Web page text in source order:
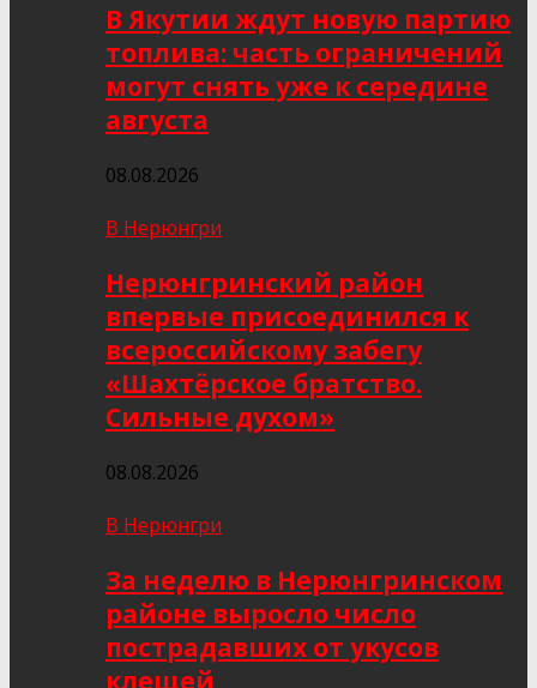
В Якутии ждут новую партию
топлива: часть ограничений
могут снять уже к середине
августа
08.08.2026
В Нерюнгри
Нерюнгринский район
впервые присоединился к
всероссийскому забегу
«Шахтёрское братство.
Сильные духом»
08.08.2026
В Нерюнгри
За неделю в Нерюнгринском
районе выросло число
пострадавших от укусов
клещей